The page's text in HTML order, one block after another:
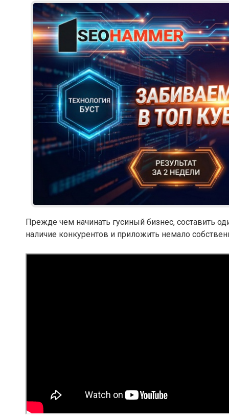
Прежде чем начинать гусиный бизнес, составить
наличие конкурентов и приложить немало